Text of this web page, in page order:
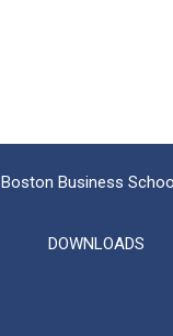
Boston Business
DOWNLOADS